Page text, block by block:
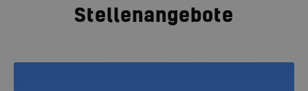
Stellenangebote